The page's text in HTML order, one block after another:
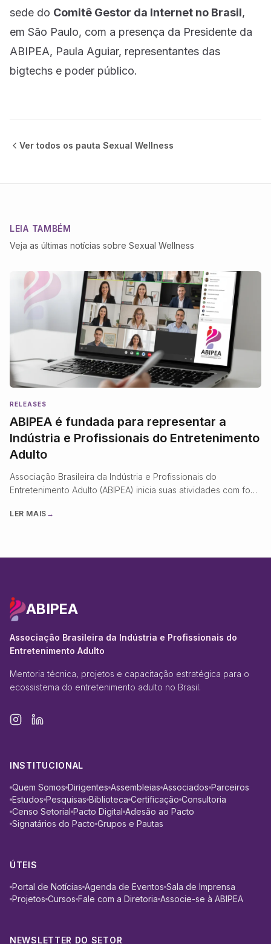
sede do Comitê Gestor da Internet no Brasil,
em São Paulo, com a presença da Presidente da
ABIPEA, Paula Aguiar, representantes das
bigtechs e poder público.
Ver todos os pauta Sexual Wellness
LEIA TAMBÉM
Veja as últimas notícias sobre Sexual Wellness
RELEASES
ABIPEA é fundada para representar a
Indústria e Profissionais do Entretenimento
Adulto
Associação Brasileira da Indústria e Profissionais do
Entretenimento Adulto (ABIPEA) inicia suas atividades com foco
do setor.
LER MAIS →
ABIPEA
Associação Brasileira da Indústria e Profissionais do
Entretenimento Adulto
Mentoria técnica, projetos e capacitação estratégica para o
ecossistema do entretenimento adulto no Brasil.
INSTITUCIONAL
Quem Somos Dirigentes Assembleias Associados Parceiros
Estudos Pesquisas Biblioteca Certificação Consultoria
Censo Setorial Pacto Digital Adesão ao Pacto
Signatários do Pacto Grupos e Pautas
ÚTEIS
Portal de Notícias Agenda de Eventos Sala de Imprensa
Projetos Cursos Fale com a Diretoria Associe-se à ABIPEA
NEWSLETTER DO SETOR